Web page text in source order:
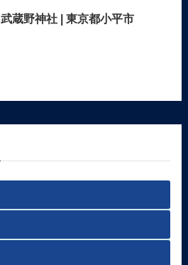
武蔵野神社 | 東京都小平市